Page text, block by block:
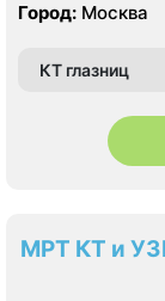
Город: Москва
КТ глазниц
МРТ КТ и